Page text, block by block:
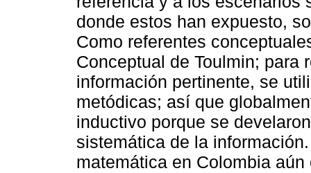
donde estos han expuesto,
Como referentes
Conceptual de Toulmin; para
información pertinente, se
metódicas; así que
inductivo porque se
sistemática de la
matemática en Colombia